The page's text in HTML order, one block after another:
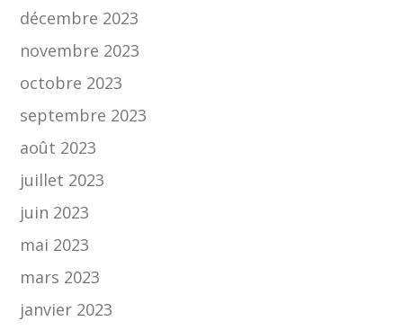
décembre 2023
novembre 2023
octobre 2023
septembre 2023
août 2023
juillet 2023
juin 2023
mai 2023
mars 2023
janvier 2023